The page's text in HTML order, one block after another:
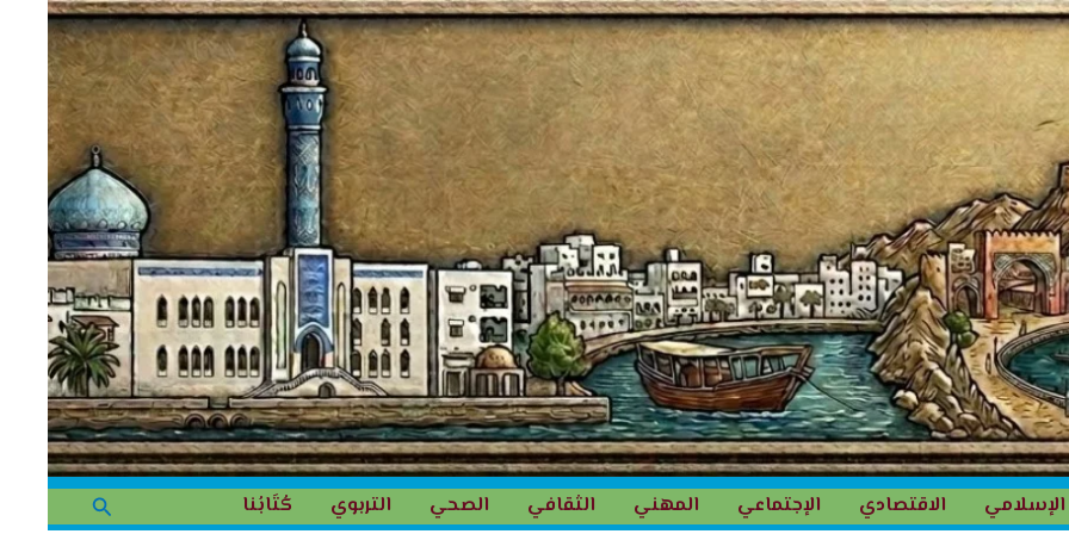
الإسلامي الاقتصادي الإجتماعي المهني الثقافي الصحي التربوي كُتَابُنا البحث